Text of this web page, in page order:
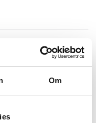
Om
NÄSTAN ALLA NCS S